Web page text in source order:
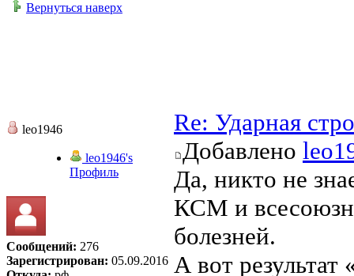
Вернуться наверх
leo1946
leo1946's
Профиль
Сообщений: 276
Зарегистрирован: 05.09.2016
Re: Ударная
Добавлено
Да, никто не
КСМ и
болезней.
А вот